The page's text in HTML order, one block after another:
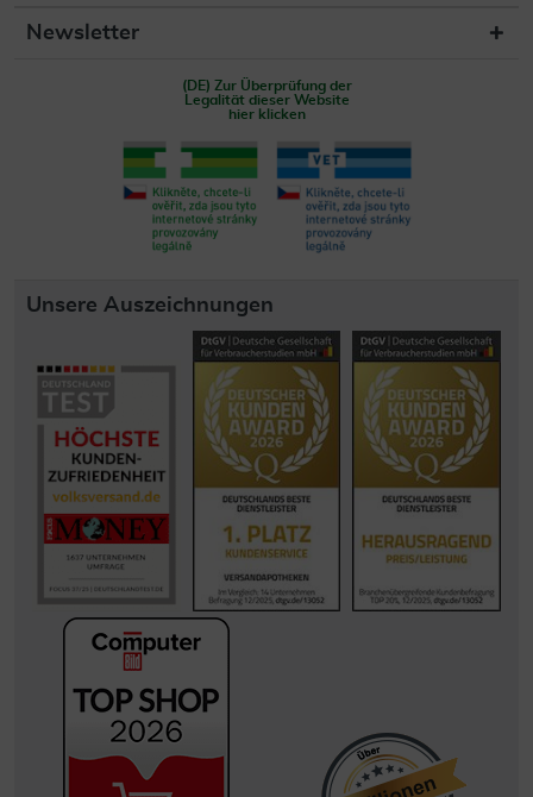
Newsletter
(DE) Zur Überprüfung der
Legalität dieser Website
hier klicken
Unsere Auszeichnungen